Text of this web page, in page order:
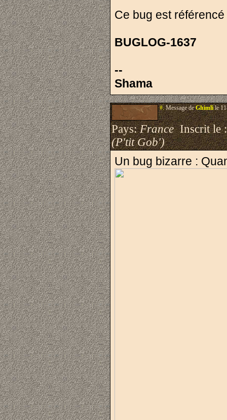
Ce bug est
BUGLOG-1637
--
Shama
#.Message deGhimlile
Pays:FranceInscrit le
(P'tit Gob')
Un bug bizarre :